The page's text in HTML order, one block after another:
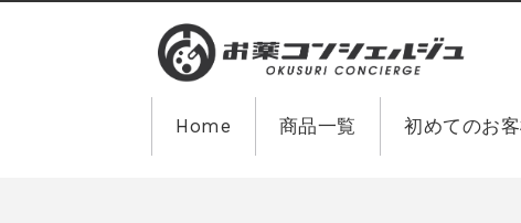
Home 商品一覧 初めてのお